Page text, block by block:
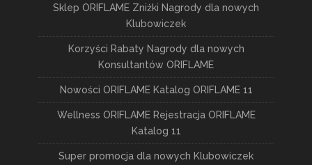
Sklep ORIFLAME Zniżki Nagrody dla nowych
Klubowiczek
Korzyści Rabaty Nagrody dla nowych
Konsultantów ORIFLAME
Nowości ORIFLAME Katalog ORIFLAME 11
Wellness ORIFLAME Rejestracja ORIFLAME
Katalog 11
Super promocja dla nowych Klubowiczek